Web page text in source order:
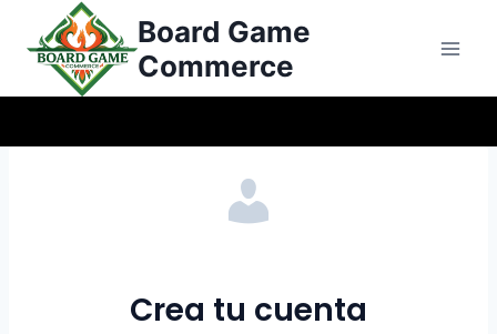
Contenido
Board Game
Commerce
Crea tu cuenta